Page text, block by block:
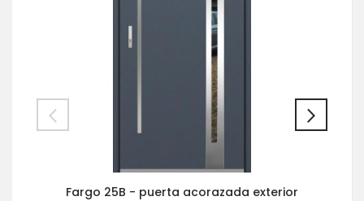
Fargo 25B - puerta acorazada exterior